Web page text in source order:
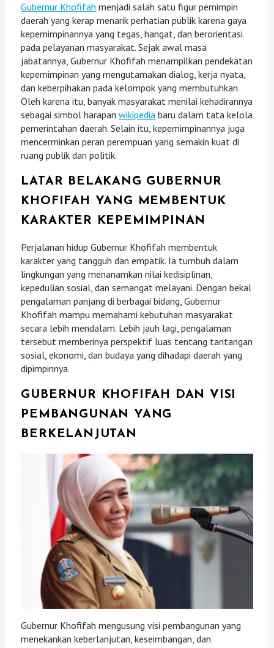
Gubernur Khofifah menjadi salah satu figur pemimpin
daerah yang kerap menarik perhatian publik karena gaya
kepemimpinannya yang tegas, hangat, dan berorientasi
pada pelayanan masyarakat. Sejak awal masa
jabatannya, Gubernur Khofifah menampilkan pendekatan
kepemimpinan yang mengutamakan dialog, kerja nyata,
dan keberpihakan pada kelompok yang membutuhkan.
Oleh karena itu, banyak masyarakat menilai kehadirannya
sebagai simbol harapanwikipedia baru dalam tata kelola
pemerintahan daerah. Selain itu, kepemimpinannya juga
mencerminkan peran perempuan yang semakin kuat di
ruang publik dan politik.
LATAR BELAKANG GUBERNUR
KHOFIFAH YANG MEMBENTUK
KARAKTER KEPEMIMPINAN
Perjalanan hidup Gubernur Khofifah membentuk
karakter yang tangguh dan empatik. Ia tumbuh dalam
lingkungan yang menanamkan nilai kedisiplinan,
kepedulian sosial, dan semangat melayani. Dengan bekal
pengalaman panjang di berbagai bidang, Gubernur
Khofifah mampu memahami kebutuhan masyarakat
secara lebih mendalam. Lebih jauh lagi, pengalaman
tersebut memberinya perspektif luas tentang tantangan
sosial, ekonomi, dan budaya yang dihadapi daerah yang
dipimpinnya.
GUBERNUR KHOFIFAH DAN VISI
PEMBANGUNAN YANG
BERKELANJUTAN
Gubernur Khofifah mengusung visi pembangunan yang
menekankan keberlanjutan, keseimbangan, dan